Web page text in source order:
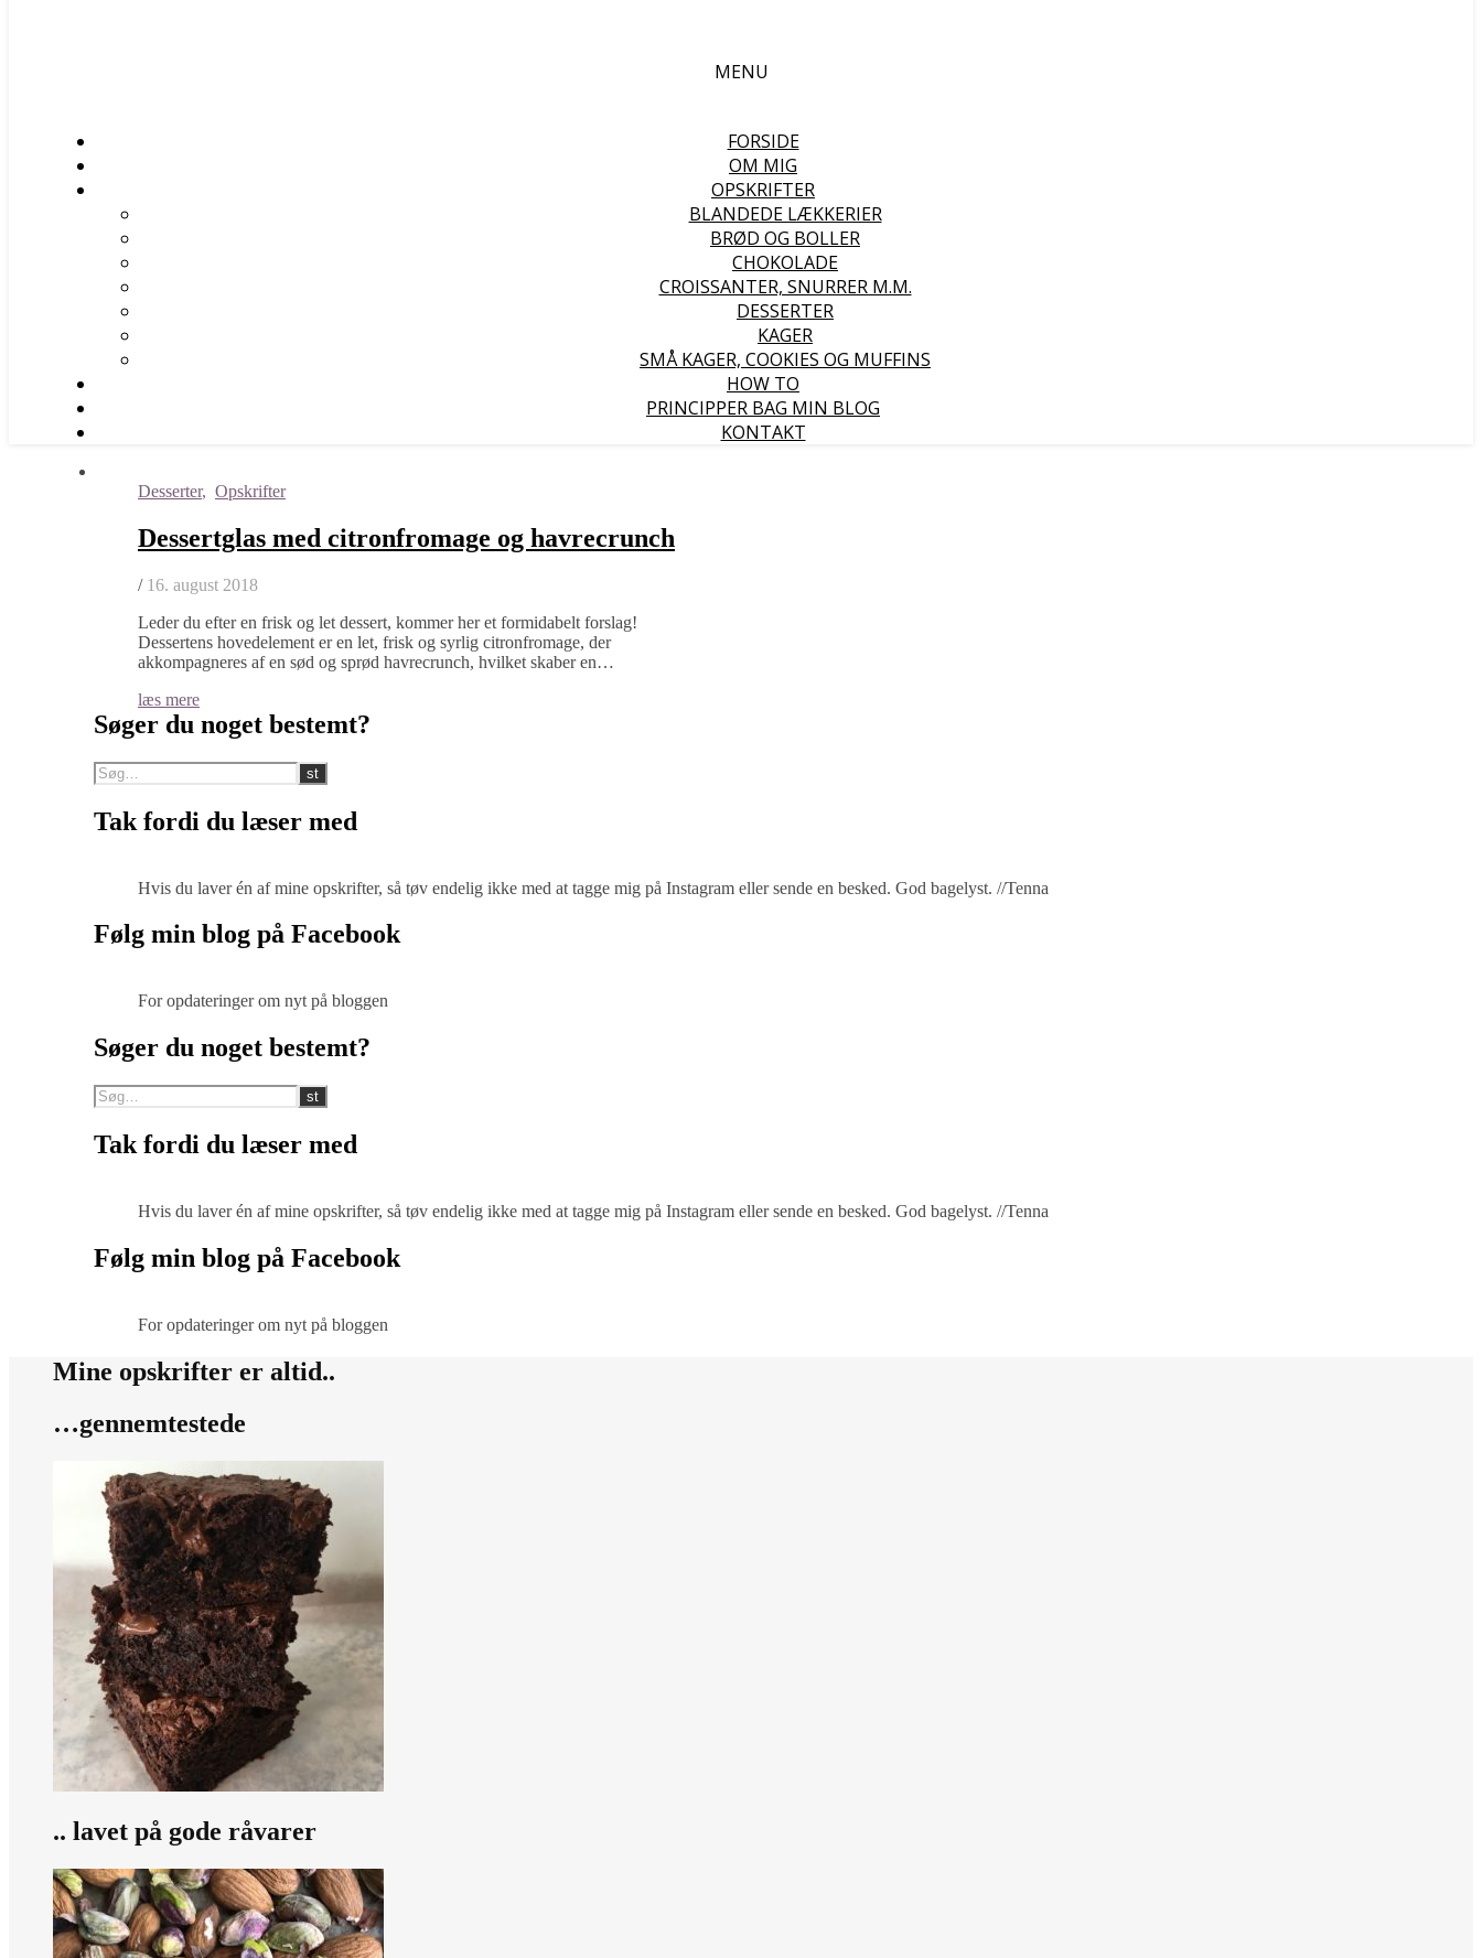
MENU
FORSIDE
OM MIG
OPSKRIFTER
BLANDEDE LÆKKERIER
BRØD OG BOLLER
CHOKOLADE
CROISSANTER, SNURRER M.M.
DESSERTER
KAGER
SMÅ KAGER, COOKIES OG MUFFINS
HOW TO
PRINCIPPER BAG MIN BLOG
KONTAKT
Desserter, Opskrifter
Dessertglas med citronfromage og havrecrunch
/ 16. august 2018
Leder du efter en frisk og let dessert, kommer her et formidabelt forslag!
Dessertens hovedelement er en let, frisk og syrlig citronfromage, der
akkompagneres af en sød og sprød havrecrunch, hvilket skaber en…
læs mere
Søger du noget bestemt?
Tak fordi du læser med
Hvis du laver én af mine opskrifter, så tøv endelig ikke med at tagge mig på Instagram eller sende en besked. God bagelyst. //Tenna
Følg min blog på Facebook
For opdateringer om nyt på bloggen
Søger du noget bestemt?
Tak fordi du læser med
Hvis du laver én af mine opskrifter, så tøv endelig ikke med at tagge mig på Instagram eller sende en besked. God bagelyst. //Tenna
Følg min blog på Facebook
For opdateringer om nyt på bloggen
Mine opskrifter er altid..
…gennemtestede
.. lavet på gode råvarer